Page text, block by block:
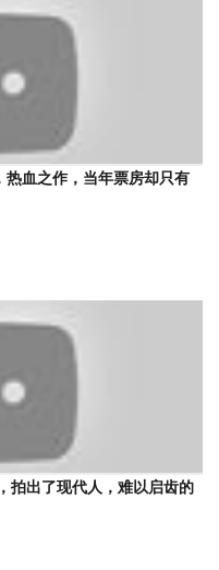
热血之作，当年票房却只有
拍出了现代人，难以启齿的